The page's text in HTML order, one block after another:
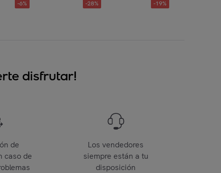
-6% -28% -19%
disfrutar!
de
caso de
Los vendedores
siempre están a tu
disposición